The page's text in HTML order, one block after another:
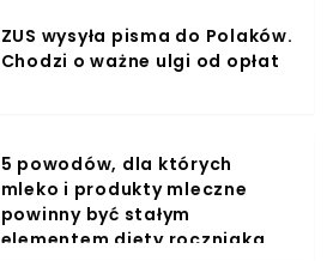
ZUS wysyła pisma do Polaków.
Chodzi o ważne ulgi od opłat
5 powodów, dla których
mleko i produkty mleczne
powinny być stałym
elementem diety roczniaka